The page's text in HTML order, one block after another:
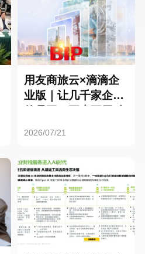
用友商旅云×滴滴企
业版｜让几千家企业
2026/07/21